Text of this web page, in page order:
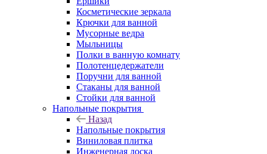
Косметические зеркала
Крючки для ванной
Мусорные ведра
Мыльницы
Полки в ванную комнату
Полотенцедержатели
Поручни для ванной
Стаканы для ванной
Стойки для ванной
Напольные покрытия
Назад
Напольные покрытия
Виниловая плитка
Инженерная доска